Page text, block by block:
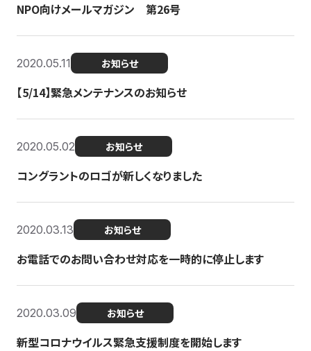
NPO向けメールマガジン 第26号
2020.05.11 お知らせ
【5/14】緊急メンテナンスのお知らせ
2020.05.02 お知らせ
コングラントのロゴが新しくなりました
2020.03.13 お知らせ
お電話でのお問い合わせ対応を一時的に停止します
2020.03.09 お知らせ
新型コロナウイルス緊急支援制度を開始します